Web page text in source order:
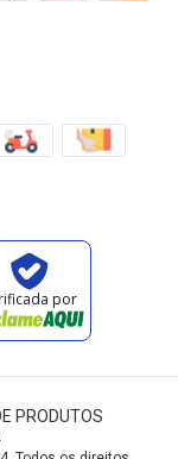
por
PRODUTOS